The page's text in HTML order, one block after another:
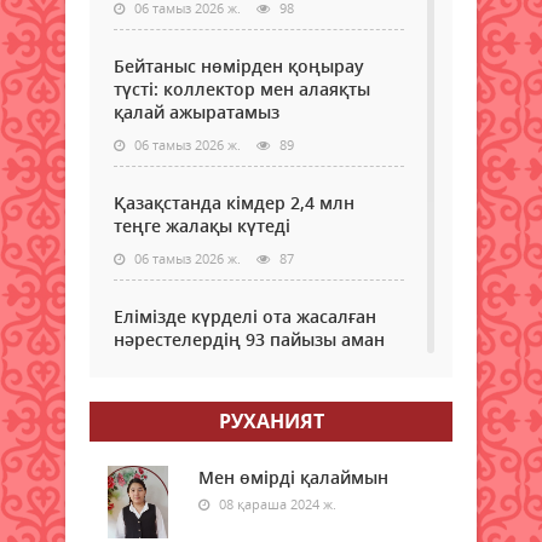
-
деп
06 тамыз 2026 ж. 98
Бейтаныс нөмірден қоңырау
түсті: коллектор мен алаяқты
қалай ажыратамыз
06 тамыз 2026 ж. 89
Қазақстанда кімдер 2,4 млн
теңге жалақы күтеді
06 тамыз 2026 ж. 87
Елімізде күрделі ота жасалған
нәрестелердің 93 пайызы аман
ЖОО-ға қабылдауда ескеріледі
06 тамыз 2026 ж. 86
РУХАНИЯТ
Мен өмірді қалаймын
08 қараша 2024 ж.